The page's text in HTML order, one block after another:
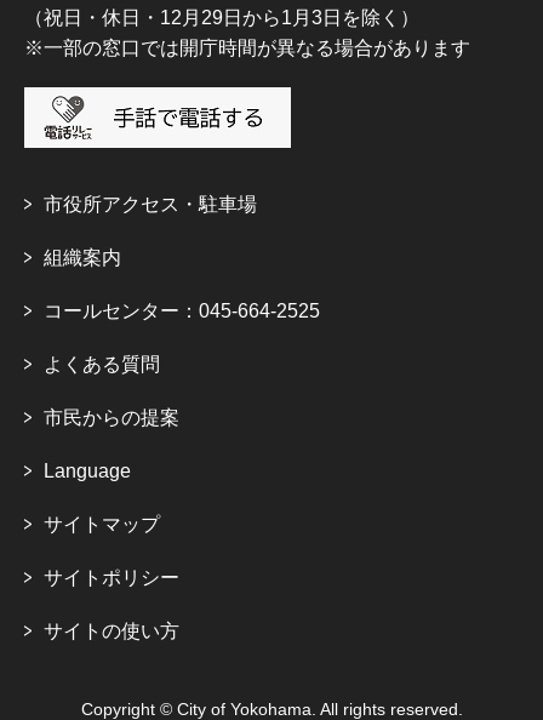
（祝日・休日・12月29日から1月3日を除く）
※一部の窓口では開庁時間が異なる場合があります
市役所アクセス・駐車場
組織案内
コールセンター：045-664-2525
よくある質問
市民からの提案
Language
サイトマップ
サイトポリシー
サイトの使い方
Copyright © City of Yokohama. All rights reserved.